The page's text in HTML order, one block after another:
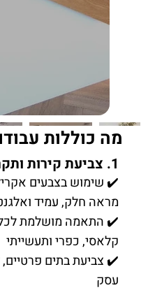
מה כוללות
1. צביעת קירות ותקרות – לשדרוג כל חלל
✔️ שימוש בצבעים
מראה חלק, עמיד
✔️ התאמה מושלמת לכל
קלאסי, כפרי ותעשייתי
✔️ צביעת בתים פרטיים,
עסק